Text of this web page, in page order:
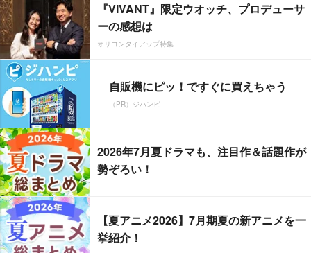
『VIVANT』限定ウオッチ、プロデューサ
ーの感想は
オリコンタイアップ特集
自販機にピッ！ですぐに買えちゃう
（PR）ジハンピ
2026年7月夏ドラマも、注目作＆話題作が
勢ぞろい！
【夏アニメ2026】7月期夏の新アニメを一
挙紹介！